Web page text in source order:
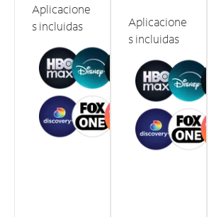
Aplicacione
s incluidas
Aplicacione
s incluidas